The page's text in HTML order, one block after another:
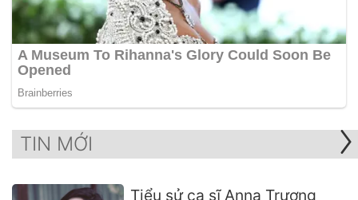
TIN MỚI
Tiểu sử ca sĩ Anna Trương